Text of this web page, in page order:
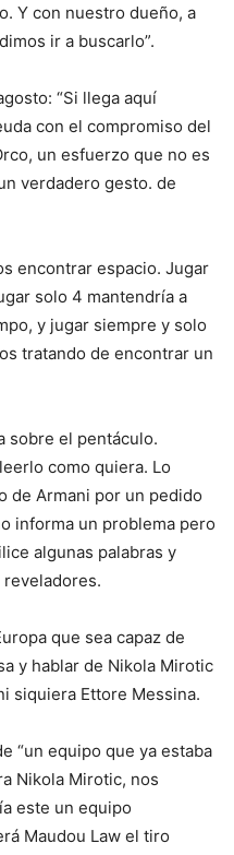
Y con nuestro dueño, a
ir a buscarlo”.
“Si llega aquí
con el compromiso del
un esfuerzo que no es
verdadero gesto. de
encontrar espacio. Jugar
solo 4 mantendría a
y jugar siempre y solo
tratando de encontrar un
sobre el pentáculo.
como quiera. Lo
de Armani por un pedido
informa un problema pero
algunas palabras y
que sea capaz de
y hablar de Nikola Mirotic
siquiera Ettore Messina.
“un equipo que ya estaba
Nikola Mirotic, nos
este un equipo
Maudou Law el tiro